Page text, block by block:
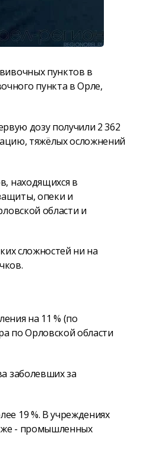
пунктов в
пункта в Орле,
дозу получили 2 362
тяжёлых осложнений
находящихся в
опеки и
области и
сложностей ни на
на 11 % (по
по Орловской области
заболевших за
19 %. В учреждениях
же - промышленных